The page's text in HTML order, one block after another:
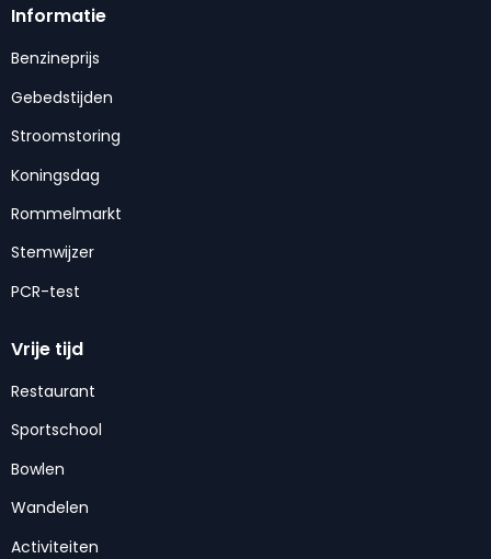
Informatie
Benzineprijs
Gebedstijden
Stroomstoring
Koningsdag
Rommelmarkt
Stemwijzer
PCR-test
Vrije tijd
Restaurant
Sportschool
Bowlen
Wandelen
Activiteiten